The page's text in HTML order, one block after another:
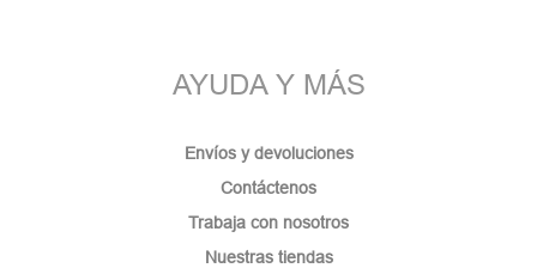
AYUDA Y MÁS
Envíos y devoluciones
Contáctenos
Trabaja con nosotros
Nuestras tiendas